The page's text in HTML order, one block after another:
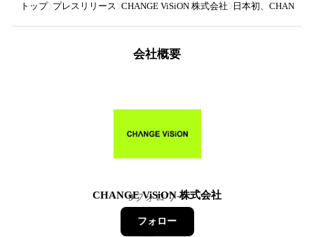
トップ プレスリリース CHANGE ViSiON 株式会社 日本初、CHANGE
会社概要
CHANGE ViSiON 株式会社
9フォロワー
フォロー